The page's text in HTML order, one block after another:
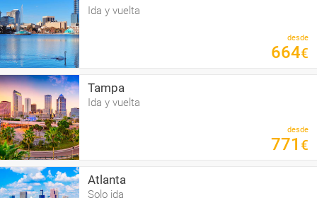
Ida y vuelta
desde
664€
Tampa
Ida y vuelta
desde
771 €
Atlanta
Solo ida